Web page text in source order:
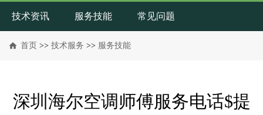
技术资讯 服务技能 常见问题
首页 >> 技术服务 >> 服务技能
深圳海尔空调师傅服务电话$提